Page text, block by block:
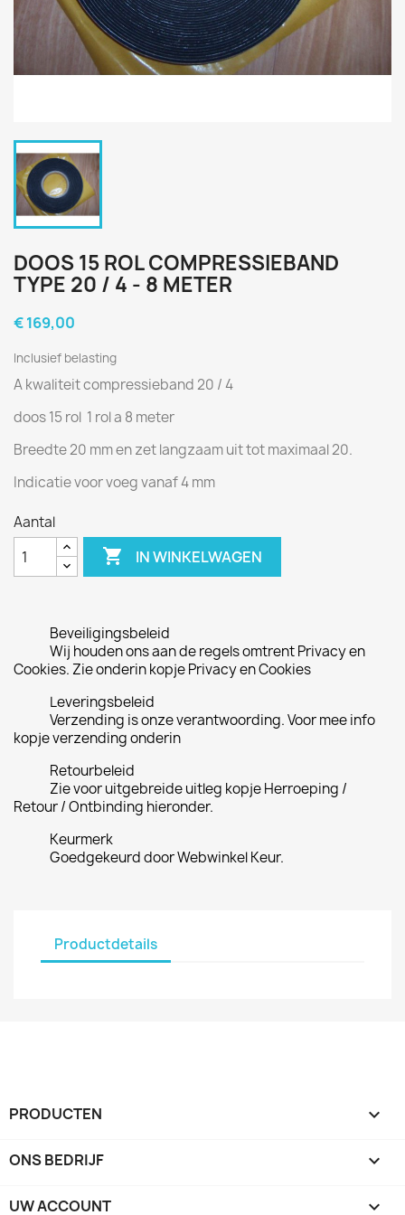
DOOS 15 ROL COMPRESSIEBAND
TYPE 20 / 4 - 8 METER
€ 169,00
Inclusief belasting
A kwaliteit compressieband 20 / 4
doos 15 rol 1 rol a 8 meter
Breedte 20 mm en zet langzaam uit tot maximaal 20.
Indicatie voor voeg vanaf 4 mm
Aantal
 IN WINKELWAGEN
Beveiligingsbeleid
Wij houden ons aan de regels omtrent Privacy en
Cookies. Zie onderin kopje Privacy en Cookies
Leveringsbeleid
Verzending is onze verantwoording. Voor mee info
kopje verzending onderin
Retourbeleid
Zie voor uitgebreide uitleg kopje Herroeping /
Retour / Ontbinding hieronder.
Keurmerk
Goedgekeurd door Webwinkel Keur.
Productdetails
PRODUCTEN 
ONS BEDRIJF 
UW ACCOUNT 